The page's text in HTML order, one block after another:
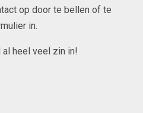
op door te bellen of te
in.
heel veel zin in!